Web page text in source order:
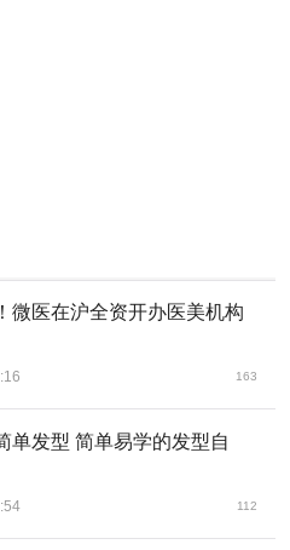
微医在沪全资开办医美机构
163
单发型 简单易学的发型自
112